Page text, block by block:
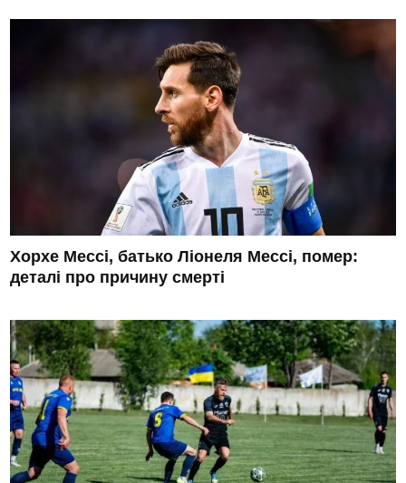
Хорхе Мессі, батько Ліонеля Мессі, помер:
деталі про причину смерті